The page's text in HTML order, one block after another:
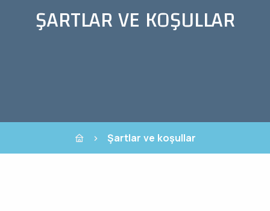
ŞARTLAR VE KOŞULLAR
Şartlar ve koşullar